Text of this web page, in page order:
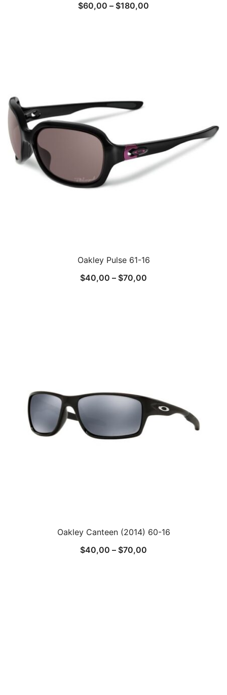
$60,00 – $180,00
Oakley Pulse 61-16
$40,00 – $70,00
Oakley Canteen (2014) 60-16
$40,00 – $70,00